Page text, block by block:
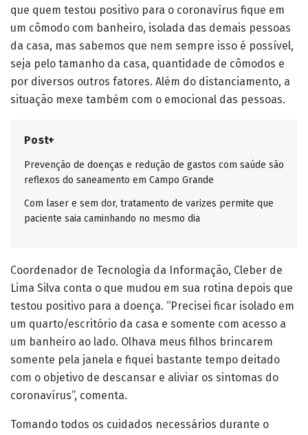
que quem testou positivo para o coronavírus fique em
um cômodo com banheiro, isolada das demais pessoas
da casa, mas sabemos que nem sempre isso é possível,
seja pelo tamanho da casa, quantidade de cômodos e
por diversos outros fatores. Além do distanciamento, a
situação mexe também com o emocional das pessoas.
Post+
Prevenção de doenças e redução de gastos com saúde são
reflexos do saneamento em Campo Grande
Com laser e sem dor, tratamento de varizes permite que
paciente saia caminhando no mesmo dia
Coordenador de Tecnologia da Informação, Cleber de
Lima Silva conta o que mudou em sua rotina depois que
testou positivo para a doença. “Precisei ficar isolado em
um quarto/escritório da casa e somente com acesso a
um banheiro ao lado. Olhava meus filhos brincarem
somente pela janela e fiquei bastante tempo deitado
com o objetivo de descansar e aliviar os sintomas do
coronavírus”, comenta.
Tomando todos os cuidados necessários durante o